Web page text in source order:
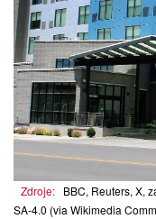
Zdroje: BBC, Reuters, X,
SA-4.0 (via Wikimedia